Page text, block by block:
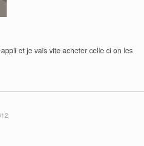
et je vais vite acheter celle ci on les